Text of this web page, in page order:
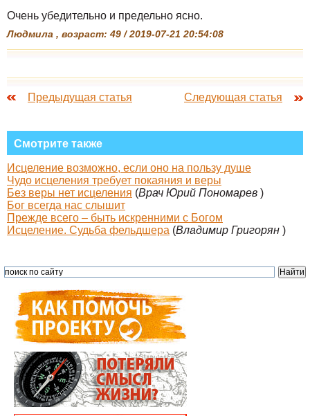
Очень убедительно и предельно ясно.
Людмила , возраст: 49 / 2019-07-21 20:54:08
Предыдущая статья Следующая статья
Смотрите также
Исцеление возможно, если оно на пользу душе
Чудо исцеления требует покаяния и веры
Без веры нет исцеления (Врач Юрий Пономарев )
Бог всегда нас слышит
Прежде всего – быть искренними с Богом
Исцеление. Судьба фельдшера (Владимир Григорян )